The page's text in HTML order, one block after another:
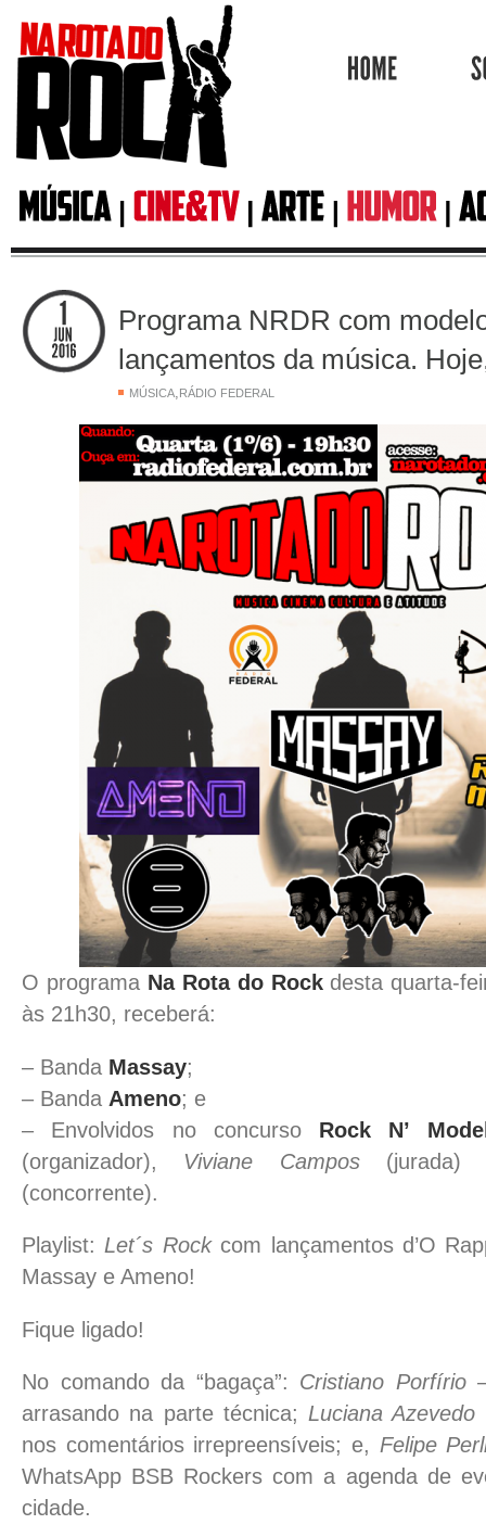
Programa NRDR com
lançamentos da música.
MÚSICA,RÁDIO FEDERAL
O programa Na Rota do Rockdesta quarta-
às 21h30, receberá:
– Banda Massay;
– Banda Ameno; e
– Envolvidos no concurso Rock N’
(organizador), Viviane Campos
(concorrente).
Playlist: Let´s Rockcom lançamentos d’O
Massay e Ameno!
Fique ligado!
No comando da “bagaça”: Cristiano Porfírio
arrasando na parte técnica; Luciana Azevedo
nos comentários irrepreensíveis; e, Felipe
WhatsApp BSB Rockers com a agenda de
cidade.